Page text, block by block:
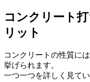
コンクリート
リット
コンクリートの性質に
挙げられます。
一つ一つを詳しく見てい